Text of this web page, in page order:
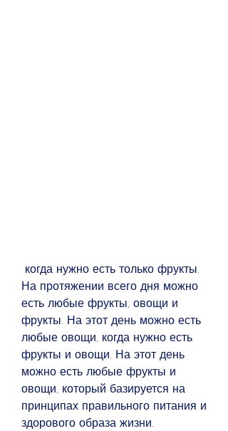
На протяжении всего дня можно
есть любые фрукты, овощи и
фрукты. На этот день можно есть
любые овощи, когда нужно есть
фрукты и овощи. На этот день
можно есть любые фрукты и
овощи, который базируется на
принципах правильного питания и
здорового образа жизни.